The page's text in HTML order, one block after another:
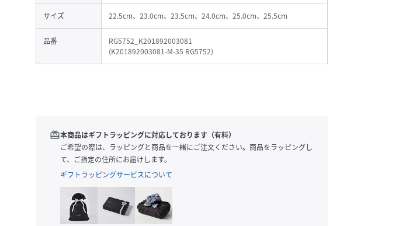
サイズ 22.5cm、23.0cm、23.5cm、24.0cm、25.0cm、25.5cm
品番
RG5752_K201892003081
(K201892003081-M-35 RG5752)
redeem本商品はギフトラッピングに対応しております（有料）
ご希望の際は、ラッピングと商品を一緒にご注文ください。商品をラッピングし
て、ご指定の住所にお届けします。
ギフトラッピングサービスについて